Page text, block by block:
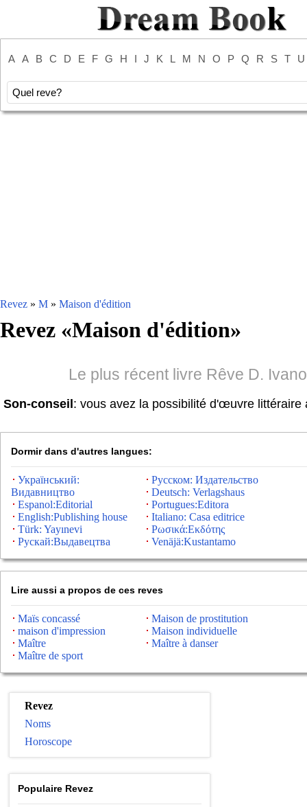
A A B C D E F G H I J K L M N O P Q R S T U
Revez » M » Maison d'édition
Revez «Maison d'édition»
Le plus récent livre Rêve D.
Son-conseil : vous avez la possibilité d'œuvre littéraire
Dormir dans d'autres langues:
Український:
Видавництво
Русском: Издательство
Deutsch: Verlagshaus
Espanol:Editorial
Portugues:Editora
English:Publishing house
Italiano: Casa editrice
Türk: Yayınevi
Ρωσικά:Εκδότης
Рускай:Выдавецтва
Venäjä:Kustantamo
Lire aussi a propos de ces reves
Maïs concassé
Maison de prostitution
maison d'impression
Maison individuelle
Maître
Maître à danser
Maître de sport
Revez
Noms
Horoscope
Populaire Revez